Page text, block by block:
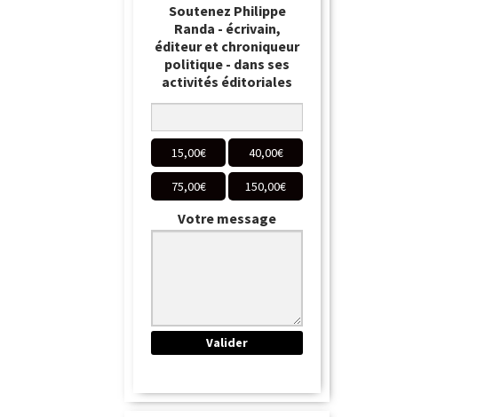
Soutenez Philippe
Randa - écrivain,
éditeur et chroniqueur
politique - dans ses
activités éditoriales
15,00€ 40,00€
75,00€ 150,00€
Votre message